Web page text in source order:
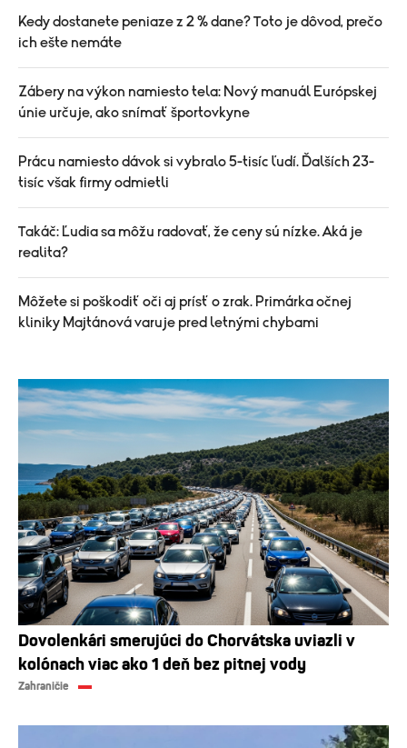
Kedy dostanete peniaze z 2 % dane? Toto je dôvod, prečo
ich ešte nemáte
Zábery na výkon namiesto tela: Nový manuál Európskej
únie určuje, ako snímať športovkyne
Prácu namiesto dávok si vybralo 5-tisíc ľudí. Ďalších 23-
tisíc však firmy odmietli
Takáč: Ľudia sa môžu radovať, že ceny sú nízke. Aká je
realita?
Môžete si poškodiť oči aj prísť o zrak. Primárka očnej
kliniky Majtánová varuje pred letnými chybami
Dovolenkári smerujúci do Chorvátska uviazli v
kolónach viac ako 1 deň bez pitnej vody
Zahraničie